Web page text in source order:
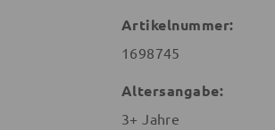
Artikelnummer:
1698745
Altersangabe:
3+ Jahre